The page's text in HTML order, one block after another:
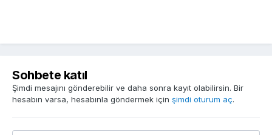
Sohbete katıl
Şimdi mesajını gönderebilir ve daha sonra kayıt olabilirsin. Bir
hesabın varsa, hesabınla göndermek için şimdi oturum aç.